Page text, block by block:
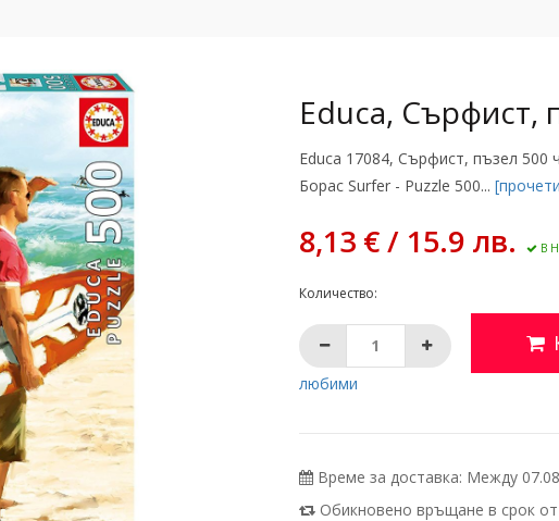
Educa, Сърфист,
Educa 17084, Сърфист, пъзел 500
Борас Surfer - Puzzle 500...
8,13 € / 15.9 лв. В
Количество:
любими
Време за доставка: Между
Обикновено връщане в срок